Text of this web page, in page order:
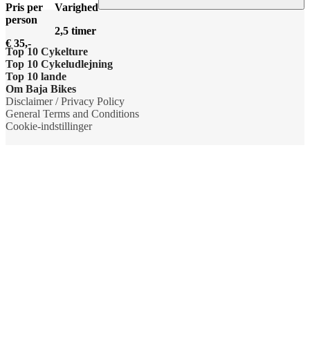
Pris per
person
€ 35,-
Varighed
2,5 timer
Top 10 Cykelture
Cykeltur i Barcelona: højdepunkterne
Cykeltur i Berlin: højdepunkterne
Tur til Paris: højdepunkter
Top 10 Cykeludlejning
Barcelona Cykeludlejning
Berlin Cykeludlejning
Paris Cykeludlejning
Top 10 lande
Cykelture i Holland
Cykelture i Portugal
Om Baja Bikes
Kontakt os
Disclaimer / Privacy Policy
General Terms and Conditions
Cookie-indstillinger